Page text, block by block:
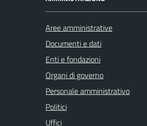
Aree amministrative
Documenti e dati
Enti e fondazioni
Organi di governo
Personale amministrativo
Politici
Uffici